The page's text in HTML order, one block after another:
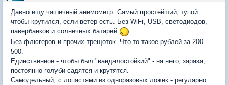
Давно ищу чашечный анемометр. Самый простейший, тупой.
чтобы крутился, если ветер есть. Без WiFi, USB, светодиодов,
павербанков и солнечных батарей
Без флюгеров и прочих трещоток. Что-то такое рублей за 200-
500.
Единственное - чтобы был "вандалостойкий" - на него, зараза,
постоянно голуби садятся и крутятся.
Самодельный, с лопастями из одноразовых ложек - регулярно